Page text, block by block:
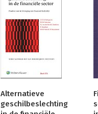
Alternatieve
geschilbeslechting